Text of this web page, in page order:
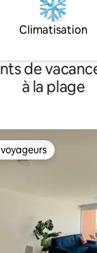
Climatisation
de
à la plage
les plus